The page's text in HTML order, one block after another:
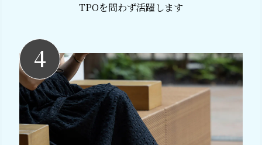
TPOを問わず活躍します
4